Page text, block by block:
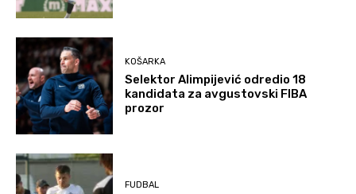
KOŠARKA
Selektor Alimpijević odredio 18
kandidata za avgustovski FIBA
prozor
FUDBAL